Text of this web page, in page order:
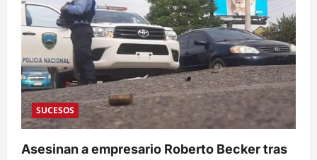
SUCESOS
Asesinan a empresario Roberto Becker tras